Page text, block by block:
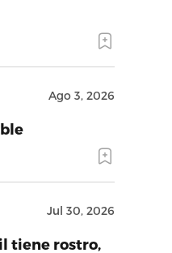
Ago 3, 2026
Jul 30, 2026
tiene rostro,